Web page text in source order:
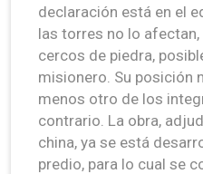
declaración está en el
las torres no lo
cercos de piedra,
misionero. Su posición
menos otro de los
contrario. La obra,
china, ya se está
predio, para lo cual se